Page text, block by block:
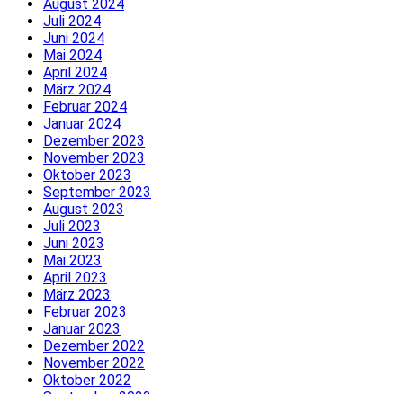
August 2024
Juli 2024
Juni 2024
Mai 2024
April 2024
März 2024
Februar 2024
Januar 2024
Dezember 2023
November 2023
Oktober 2023
September 2023
August 2023
Juli 2023
Juni 2023
Mai 2023
April 2023
März 2023
Februar 2023
Januar 2023
Dezember 2022
November 2022
Oktober 2022